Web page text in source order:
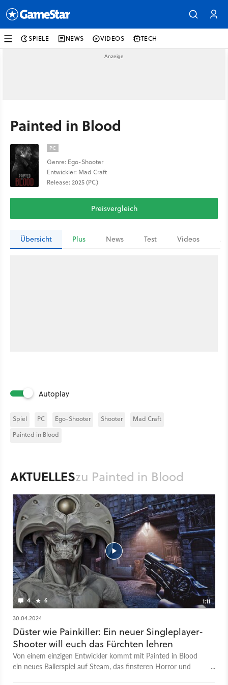
SPIELE NEWS VIDEOS TECH
Painted in Blood
PC
Genre: Ego-Shooter
Entwickler: Mad Craft
Release: 2025 (PC)
Preisvergleich
Übersicht Plus News Test Videos
Autoplay
Spiel PC Ego-Shooter Shooter
Mad Craft
Painted in Blood
AKTUELLESzu Painted in Blood
4 6
1:11
30.04.2024
Düster wie Painkiller: Ein neuer Singleplayer-
Shooter will euch das Fürchten lehren
Von einem einzigen Entwickler kommt mit Painted in Blood
ein neues Ballerspiel auf Steam, das finsteren Horror und